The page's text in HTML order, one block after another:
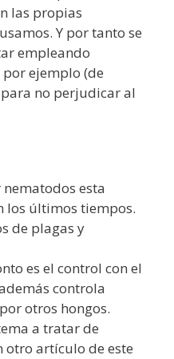
las propias
Y por tanto se
empleando
ejemplo (de
no perjudicar al
esta
los últimos tiempos.
de plagas y
es el control con el
controla
otros hongos.
a tratar de
otro artículo de este